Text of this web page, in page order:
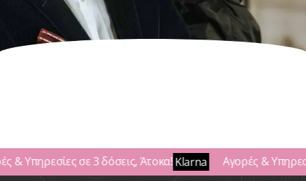
& Υπηρεσίες σε 3 δόσεις, Άτοκα! Klarna Αγορές &